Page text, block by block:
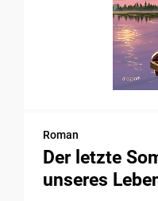
Roman
Der letzte
unseres